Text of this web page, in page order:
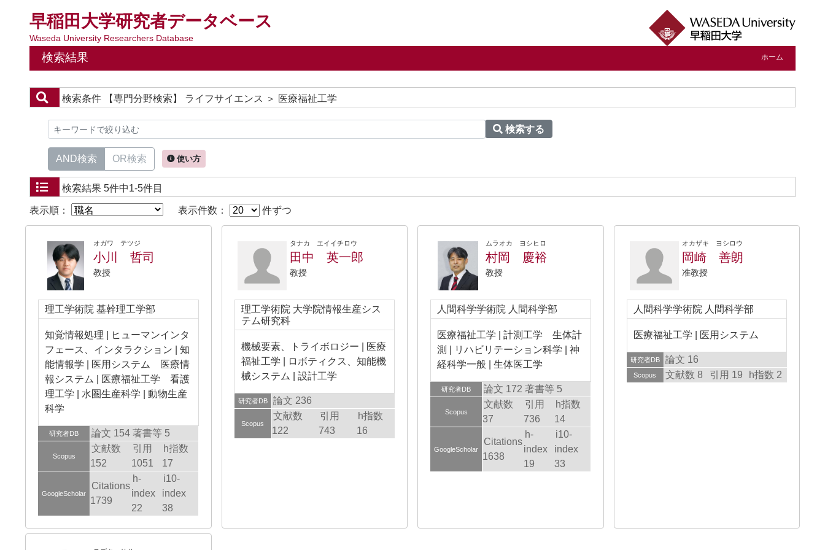
早稲田大学研究者データベース
Waseda University Researchers Database
検索結果 ホーム
検索条件 【専門分野検索】 ライフサイエンス ＞ 医療福祉工学
検索する
AND検索 OR検索 使い方
検索結果 5件中1-5件目
表示順： 表示件数： 件ずつ
オガワ テツジ
小川 哲司
教授
理工学術院 基幹理工学部
知覚情報処理 | ヒューマンインタ
フェース、インタラクション | 知
能情報学 | 医用システム 医療情
報システム | 医療福祉工学 看護
理工学 | 水圏生産科学 | 動物生産
科学
研究者DB 論文 154 著書等 5
Scopus
文献数
152
引用
1051
h指数
17
GoogleScholar
Citations
1739
h-
index
22
i10-
index
38
タナカ エイイチロウ
田中 英一郎
教授
理工学術院 大学院情報生産シス
テム研究科
機械要素、トライボロジー | 医療
福祉工学 | ロボティクス、知能機
械システム | 設計工学
研究者DB 論文 236
Scopus
文献数
122
引用
743
h指数
16
ムラオカ ヨシヒロ
村岡 慶裕
教授
人間科学学術院 人間科学部
医療福祉工学 | 計測工学 生体計
測 | リハビリテーション科学 | 神
経科学一般 | 生体医工学
研究者DB 論文 172 著書等 5
Scopus
文献数
37
引用
736
h指数
14
GoogleScholar
Citations
1638
h-
index
19
i10-
index
33
オカザキ ヨシロウ
岡崎 善朗
准教授
人間科学学術院 人間科学部
医療福祉工学 | 医用システム
研究者DB 論文 16
Scopus 文献数 8 引用 19 h指数 2